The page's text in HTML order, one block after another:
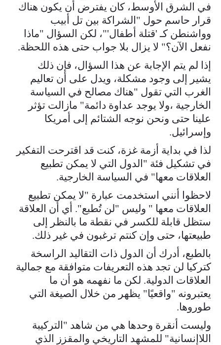
في الشرق الأوسط، كان يفترض أن يكون هناك
قرار حاسم حول "الشراكة بين تل أبيب
وواشنطن كـ 'قتلة أطفال'"، لكن السؤال "ماذا
نفعل الآن؟" لا يزال بلا جواب حتى هذه اللحظة.
إذا لم يتم الإجابة عن هذا السؤال، فإن ذلك
يشير إلى وجود مشكلة، ويدل على أن تعاليم
الغرب التي تقول "هناك مصالح في السياسة
الخارجية ،ولا يوجد عداوة دائمة" مازالت تؤثر
علينا حتى ونحن نوجه الشتائم إلى أمريكا
وإسرائيل.
لذا في بداية أزمة غزة، كنت قد اقترحت التفكير
في تشكيل فئة "الدول التي لا يمكن تطبيع
العلاقات معها" في السياسة الخارجية.
لاحظوا أنني استخدمت عبارة "لا يمكن تطبيع
العلاقات معها " وليس "لن تُطبع". أي أن العلاقة
ستظل قابلة للكسر في نقطة ما بالنظر إلى
طبيعتها، حتى وإن كنتم ترغبون في غير ذلك.
بالطبع، أدرك أن الدول ذات التقاليد الراسخة
كتركيا لن تجد هذه التعريفات متوافقة مع جمالية
العلاقات الدولية. لكن ما نفهمه هو أن ما
يعتبرونه "واقعيًا" يظهر من خلال الصيغة التي
طوروها.
وليست أنقرة وحدها هي من شاهد "التركيبة
اللاإنسانية" للمشهد التاريخي والمقزز الذي